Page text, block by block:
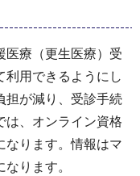
医療（更生医療）受
利用できるようにし
担が減り、受診手続
は、オンライン資格
なります。情報はマ
ります。